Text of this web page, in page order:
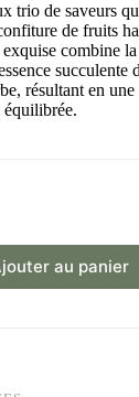
trio de saveurs
de fruits
combine
succulente
résultant en
au panier